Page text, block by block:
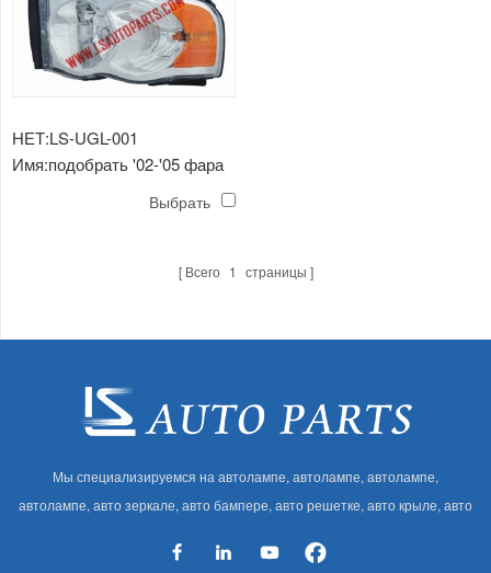
НЕТ:LS-UGL-001
Имя:подобрать '02-'05 фара
отражатель hb5 / 3157a
Выбрать
Всего 1 страницы
Мы специализируемся на автолампе, автолампе, автолампе,
автолампе, авто зеркале, авто бампере, авто решетке, авто крыле, авто
автозапчастей для Audi, VW, Benz, BMW